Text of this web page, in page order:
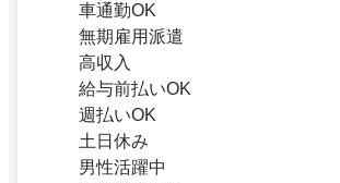
車通勤OK
無期雇用派遣
高収入
給与前払いOK
週払いOK
土日休み
男性活躍中